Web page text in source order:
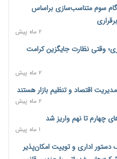
پردرآمد مشمول پرداخت
پیش‌بینی افزایش تولید برنج؛ نیاز وارداتی کشور به ۵۰۰ هزار تن
۲ روز پیش
سوم متناسب‌سازی براساس
۲ ماه پیش
وقتی نظارت جایگزین کرامت
۲ ماه پیش
اقتصاد و تنظیم بازار هستند
۲ ماه پیش
۱ ماه پیش
اداری و توییت امکان‌پذیر